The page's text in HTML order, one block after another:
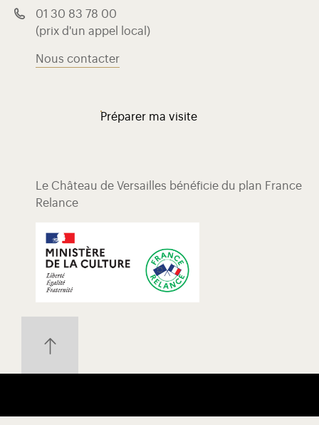
01 30 83 78 00
(prix d'un appel local)
Nous contacter
Préparer ma visite
Le Château de Versailles bénéficie du plan France
Relance